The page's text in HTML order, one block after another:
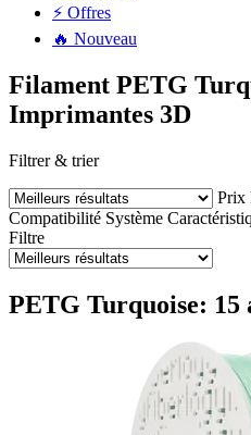
⚡ Offres
🔥 Nouveau
Filament PETG
Imprimantes 3D
Filtrer & trier
Prix
Compatibilité Système
Filtre
PETG Turquoise: 15